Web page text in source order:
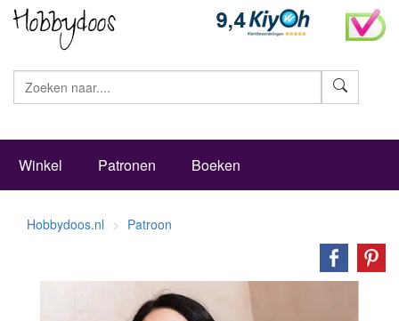
Winkel Patronen Boeken
Hobbydoos.nl Patroon